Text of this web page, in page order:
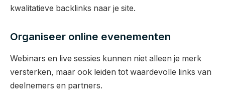
kwalitatieve backlinks naar je site.
Organiseer online evenementen
Webinars en live sessies kunnen niet alleen je merk
versterken, maar ook leiden tot waardevolle links van
deelnemers en partners.